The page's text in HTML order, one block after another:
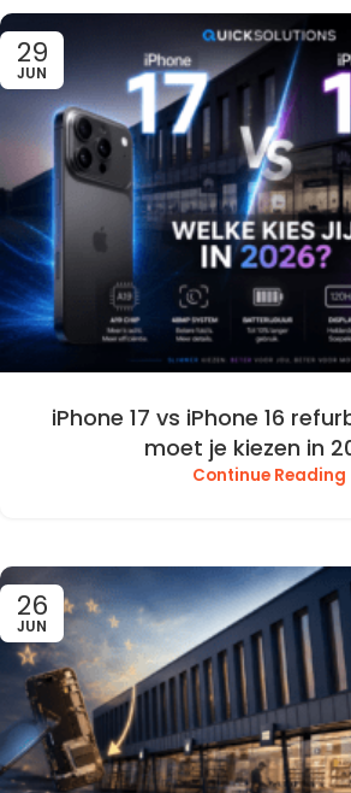
29
JUN
iPhone 17 vs iPhone 16
moet je kiezen in
Continue Reading
26
JUN